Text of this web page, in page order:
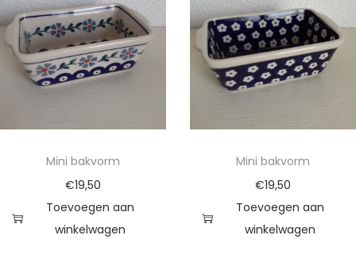
Mini bakvorm
€19,50
Toevoegen aan
winkelwagen
Mini bakvorm
€19,50
Toevoegen aan
winkelwagen